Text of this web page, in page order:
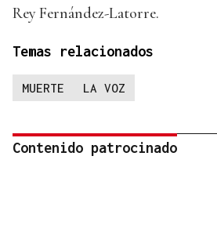
Rey Fernández-Latorre.
Temas relacionados
MUERTE LA VOZ
Contenido patrocinado